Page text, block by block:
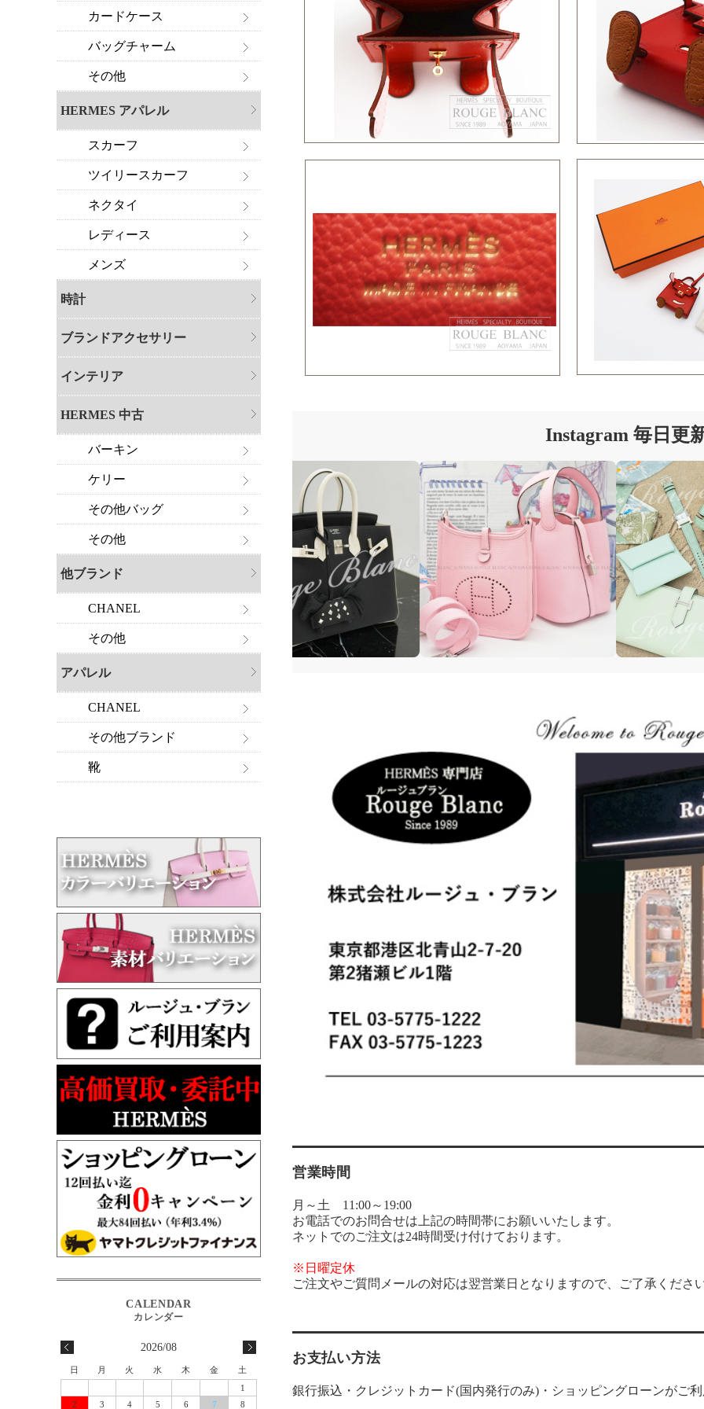
Instagram 毎日更
営業時間
月～土 11:00～19:00
お電話でのお問合せは上記の時間帯にお願いいたします。
ネットでのご注文は24時間受け付けております。
※日曜定休
ご注文やご質問メールの対応は翌営業日となりますので、ご了承くださ
お支払い方法
銀行振込・クレジットカード(国内発行のみ)・ショッピングローンがご
カードケース
バッグチャーム
その他
HERMES アパレル
スカーフ
ツイリースカーフ
ネクタイ
レディース
メンズ
時計
ブランドアクセサリー
インテリア
HERMES 中古
バーキン
ケリー
その他バッグ
その他
他ブランド
CHANEL
その他
アパレル
CHANEL
その他ブランド
靴
2026/08
日 月 火 水 木 金
土
1
2
3 4 5 6 7 8